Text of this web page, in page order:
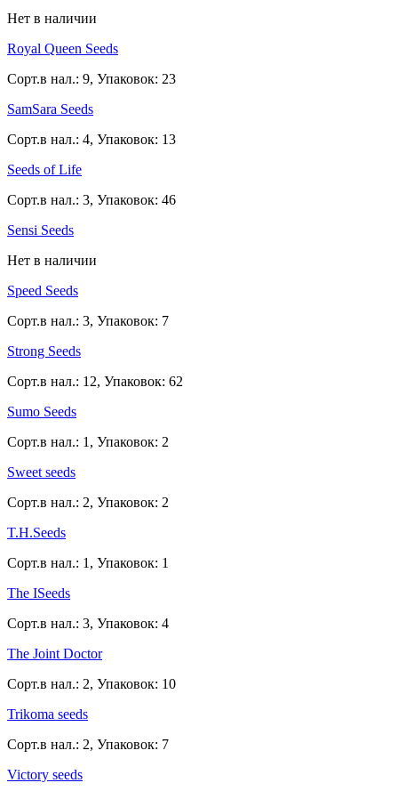
Нет в наличии
Royal Queen Seeds
Сорт.в нал.: 9, Упаковок: 23
SamSara Seeds
Сорт.в нал.: 4, Упаковок: 13
Seeds of Life
Сорт.в нал.: 3, Упаковок: 46
Sensi Seeds
Нет в наличии
Speed Seeds
Сорт.в нал.: 3, Упаковок: 7
Strong Seeds
Сорт.в нал.: 12, Упаковок: 62
Sumo Seeds
Сорт.в нал.: 1, Упаковок: 2
Sweet seeds
Сорт.в нал.: 2, Упаковок: 2
T.H.Seeds
Сорт.в нал.: 1, Упаковок: 1
The ISeeds
Сорт.в нал.: 3, Упаковок: 4
The Joint Doctor
Сорт.в нал.: 2, Упаковок: 10
Trikoma seeds
Сорт.в нал.: 2, Упаковок: 7
Victory seeds